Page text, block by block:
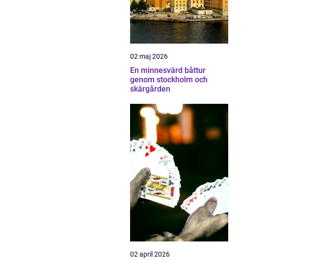
02 maj 2026
En minnesvärd båttur
genom stockholm och
skärgården
02 april 2026